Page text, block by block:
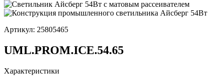
Артикул: 25805465
UML.PROM.ICE.54.65
Характеристики